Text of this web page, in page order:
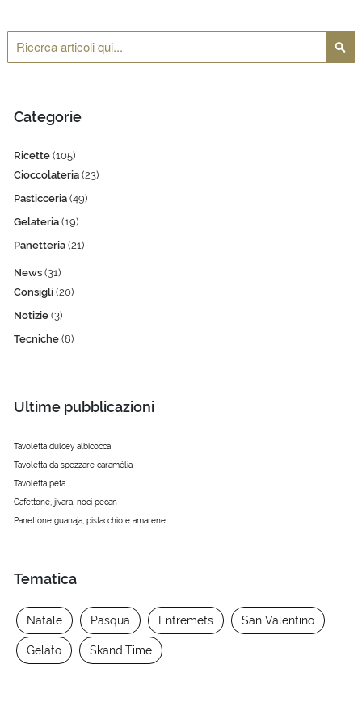
Cerca
Cerca
Categorie
Ricette (105)
Cioccolateria (23)
Pasticceria (49)
Gelateria (19)
Panetteria (21)
News (31)
Consigli (20)
Notizie (3)
Tecniche (8)
Ultime pubblicazioni
Tavoletta dulcey albicocca
Tavoletta da spezzare caramélia
Tavoletta peta
Cafettone, jivara, noci pecan
Panettone guanaja, pistacchio e amarene
Tematica
Natale Pasqua Entremets San Valentino
Gelato SkandiTime